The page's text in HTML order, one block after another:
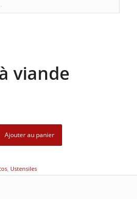
viande
Ajouter au panier
, Ustensiles